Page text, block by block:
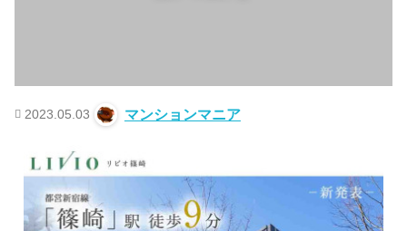
2023.05.03 マンションマニア